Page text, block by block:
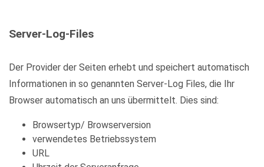
Server-Log-Files
Der Provider der Seiten erhebt und speichert automatisch
Informationen in so genannten Server-Log Files, die Ihr
Browser automatisch an uns übermittelt. Dies sind:
Browsertyp/ Browserversion
verwendetes Betriebssystem
URL